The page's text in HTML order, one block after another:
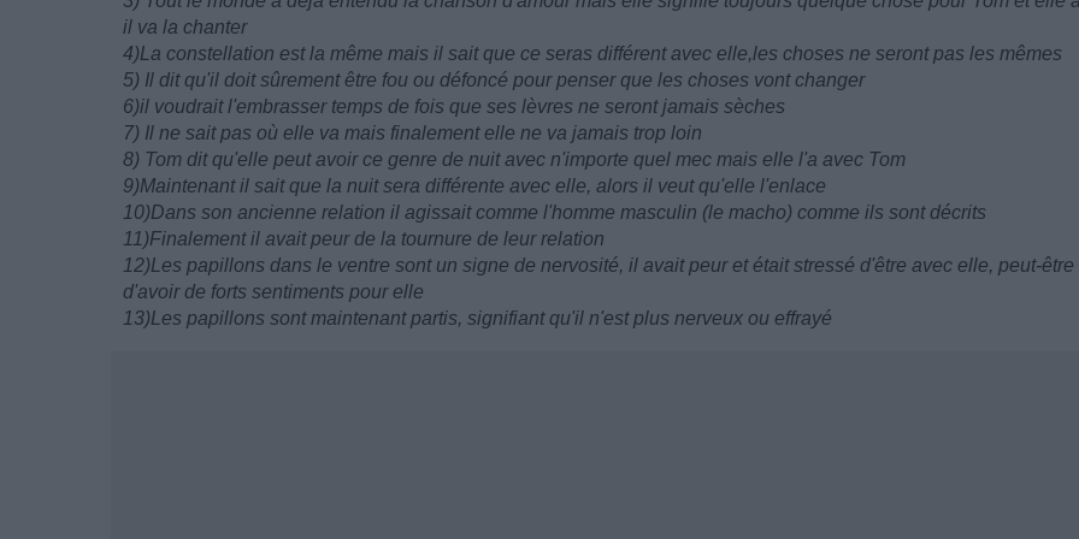
il va la chanter
4)La constellation est la même mais il sait que ce seras différent avec elle,les choses ne seront pas les mêmes
5) Il dit qu'il doit sûrement être fou ou défoncé pour penser que les choses vont changer
6)il voudrait l'embrasser temps de fois que ses lèvres ne seront jamais sèches
7) Il ne sait pas où elle va mais finalement elle ne va jamais trop loin
8) Tom dit qu'elle peut avoir ce genre de nuit avec n'importe quel mec mais elle l'a avec Tom
9)Maintenant il sait que la nuit sera différente avec elle, alors il veut qu'elle l'enlace
10)Dans son ancienne relation il agissait comme l'homme masculin (le macho) comme ils sont décrits
11)Finalement il avait peur de la tournure de leur relation
12)Les papillons dans le ventre sont un signe de nervosité, il avait peur et était stressé d'être avec elle, peut-être
d'avoir de forts sentiments pour elle
13)Les papillons sont maintenant partis, signifiant qu'il n'est plus nerveux ou effrayé